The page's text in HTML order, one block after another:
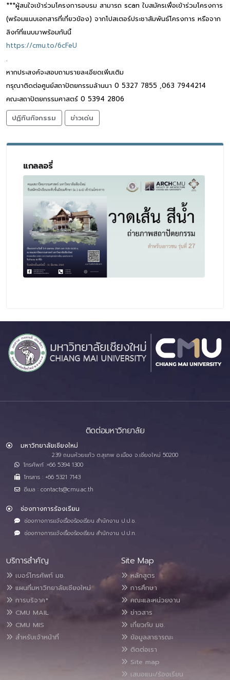
***ผู้สนใจเข้าร่วมโครงการอบรม สามารถ scan ใบสมัครเพื่อเข้าร่วมโครงการ
(พร้อมแนบเอกสารที่เกี่ยวข้อง) จากโปสเตอร์ประชาสัมพันธ์โครงการ หรือจาก
ลิงก์ที่แนบมาพร้อมกันนี้
https://cmu.to/6cFeU
.
หากประสงค์จะสอบถามรายละเอียดเพิ่มเติม
กรุณาติดต่อศูนย์สถาปัตยกรรมล้านนา 0 5327 7855 ,063 7944214
คณะสถาปัตยกรรมศาสตร์ 0 5394 2806
ปฏิทินกิจกรรม
ข่าวเด่น
แกลลอรี่
ติดต่อมหาวิทยาลัย
มหาวิทยาลัยเชียงใหม่
239 ถนนห้วยแก้ว ต.สุเทพ อ.เมือง จ.เชียงใหม่ 50200
โทรศัพท์ :+66 5394 1300
โทรสาร : +66 5321 7143
อีเมล : contacts@cmu.ac.th
ช่องทางการร้องเรียน
ช่องทางการแจ้งเรื่องร้องเรียน สำนักงาน ป.ป.ช.
ช่องทางการแจ้งเรื่องร้องเรียน สำนักงาน ป.ป.ท.
บริการสำคัญ
เบอร์โทรศัพท์ มช.
แผนที่มหาวิทยาลัยเชียงใหม่
การบริจาค*
CMU MAIL
CMU MIS
สำหรับเจ้าหน้าที่
Site Map
หลักสูตร
การศึกษา
คณะและหน่วยงาน
ข่าวสาร
เกี่ยวกับ มช.
ข้อมูลสาธารณะ
ติดต่อเรา
Site map
เสนอแนะ/ร้องเรียน